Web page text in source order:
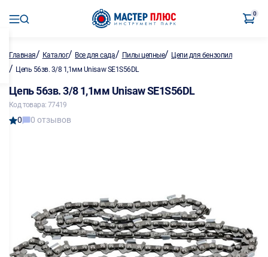
0
Главная/ Каталог/ Все для сада/ Пилы цепные/ Цепи для бензопил
/ Цепь 56зв. 3/8 1,1мм Unisaw SE1S56DL
Цепь 56зв. 3/8 1,1мм Unisaw SE1S56DL
Код товара: 77419
0 0 отзывов